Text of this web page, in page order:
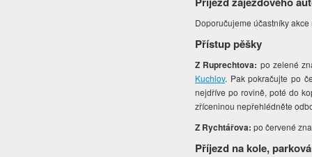
Doporučujeme účastníky
Přístup pěšky
Z Ruprechtova: po zelené
Kuchlov. Pak pokračujte po
nejdříve po rovině, poté do
zříceninou nepřehlédněte
Z Rychtářova: po červené
Příjezd na kole,